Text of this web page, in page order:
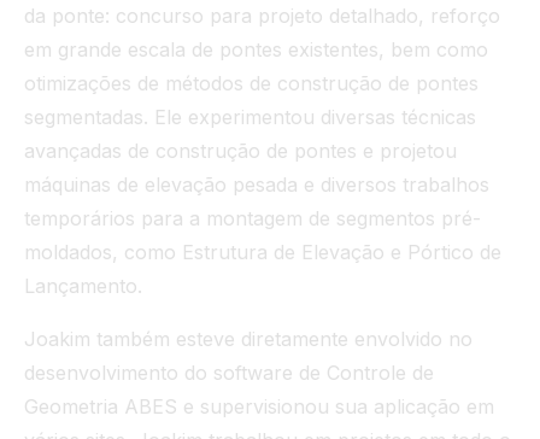
da ponte: concurso para projeto detalhado, reforço
em grande escala de pontes existentes, bem como
otimizações de métodos de construção de pontes
segmentadas. Ele experimentou diversas técnicas
avançadas de construção de pontes e projetou
máquinas de elevação pesada e diversos trabalhos
temporários para a montagem de segmentos pré-
moldados, como Estrutura de Elevação e Pórtico de
Lançamento.
Joakim também esteve diretamente envolvido no
desenvolvimento do software de Controle de
Geometria ABES e supervisionou sua aplicação em